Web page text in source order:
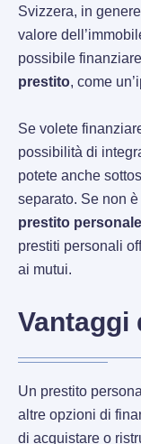
Svizzera, in
valore
possibile finanziare
prestito, come
Se volete
possibilità di
potete anche
separato. Se non
prestito
prestiti personali
ai mutui.
Vantaggi
Un prestito
altre opzioni di
di acquistare o